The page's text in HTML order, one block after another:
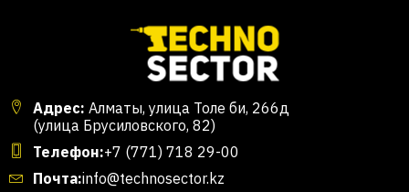
Адрес: Алматы, улица Толе би, 266д
(улица Брусиловского, 82)
Телефон:+7 (771) 718 29-00
Почта:info@technosector.kz